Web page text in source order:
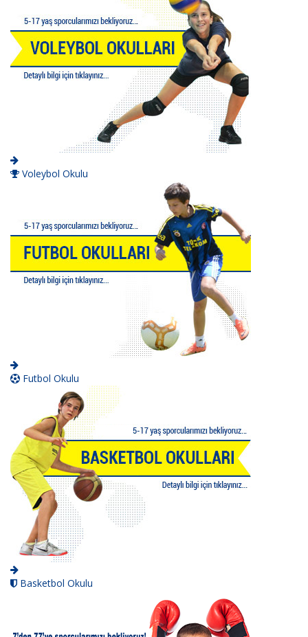
Voleybol Okulu
Futbol Okulu
Basketbol Okulu